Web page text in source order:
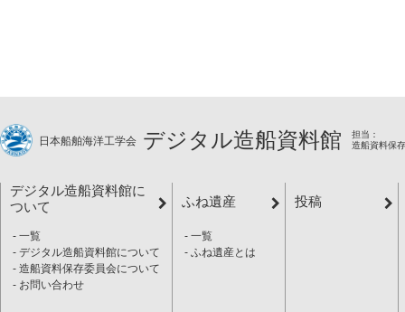
日本船舶海洋工学会 デジタル造船資料館
担当：
造船資料保
デジタル造船資料館に
ついて
一覧
デジタル造船資料館について
造船資料保存委員会について
お問い合わせ
ふね遺産
一覧
ふね遺産とは
投稿